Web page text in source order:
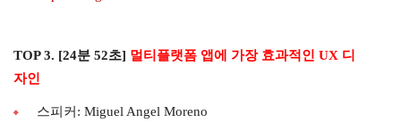
TOP 3. [24분 52초] 멀티플랫폼 앱에 가장 효과적인 UX 디
자인
스피커: Miguel Angel Moreno